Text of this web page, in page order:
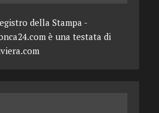
della Stampa -
è una testata di